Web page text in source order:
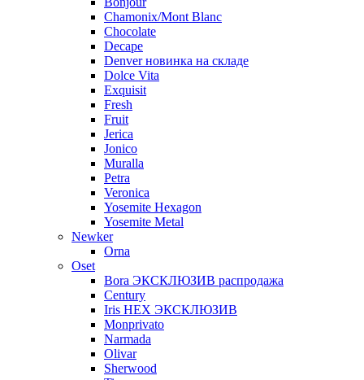
Chamonix/Mont Blanc
Chocolate
Decape
Denver новинка на складе
Dolce Vita
Exquisit
Fresh
Fruit
Jerica
Jonico
Muralla
Petra
Veroniсa
Yosemite Hexagon
Yosemite Metal
Newker
Orna
Oset
Bora ЭКСКЛЮЗИВ распродажа
Century
Iris HEX ЭКСКЛЮЗИВ
Monprivato
Narmada
Olivar
Sherwood